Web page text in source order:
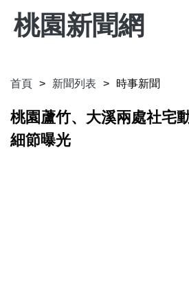
桃園新聞網
首頁 新聞列表 時事新聞
桃園蘆竹、大溪兩處社宅
細節曝光